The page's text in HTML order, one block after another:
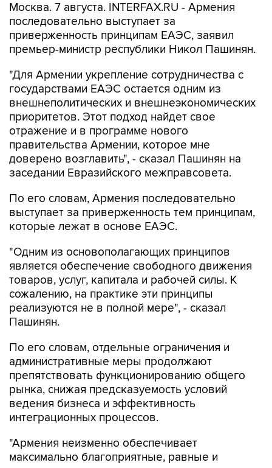
Москва. 7 августа. INTERFAX.RU - Армения
последовательно выступает за
приверженность принципам ЕАЭС, заявил
премьер-министр республики Никол Пашинян.
"Для Армении укрепление сотрудничества с
государствами ЕАЭС остается одним из
внешнеполитических и внешнеэкономических
приоритетов. Этот подход найдет свое
отражение и в программе нового
правительства Армении, которое мне
доверено возглавить", - сказал Пашинян на
заседании Евразийского межправсовета.
По его словам, Армения последовательно
выступает за приверженность тем принципам,
которые лежат в основе ЕАЭС.
"Одним из основополагающих принципов
является обеспечение свободного движения
товаров, услуг, капитала и рабочей силы. К
сожалению, на практике эти принципы
реализуются не в полной мере", - сказал
Пашинян.
По его словам, отдельные ограничения и
административные меры продолжают
препятствовать функционированию общего
рынка, снижая предсказуемость условий
ведения бизнеса и эффективность
интеграционных процессов.
"Армения неизменно обеспечивает
максимально благоприятные, равные и